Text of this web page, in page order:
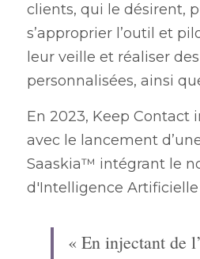
clients, qui le désirent,
s’approprier l’outil et
leur veille et réaliser
personnalisées, ainsi
En 2023, Keep Contact
avec le lancement
Saaskia™ intégrant le
d'Intelligence Artificielle
« En injectant de